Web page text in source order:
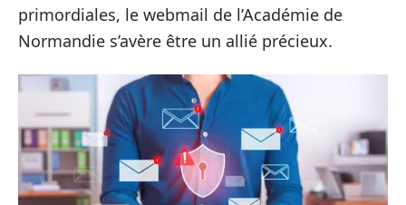
primordiales, le webmail de l’Académie de
Normandie s’avère être un allié précieux.